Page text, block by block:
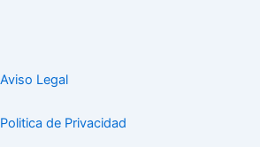
Aviso Legal
Politica de Privacidad